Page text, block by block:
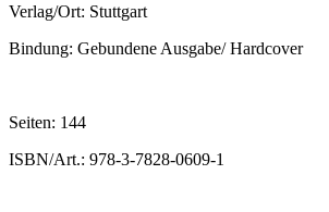
Verlag/Ort: Stuttgart
Bindung: Gebundene Ausgabe/ Hardcover
Seiten: 144
ISBN/Art.: 978-3-7828-0609-1